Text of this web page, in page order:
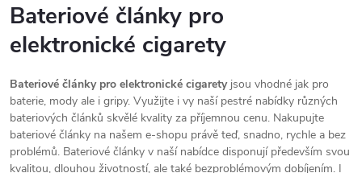
Bateriové články pro
elektronické cigarety
Bateriové články pro elektronické cigaretyjsou vhodné jak pro
baterie, mody ale i gripy. Využijte i vy naší pestré nabídky různých
bateriových článků skvělé kvality za příjemnou cenu. Nakupujte
bateriové články na našem e-shopu právě teď, snadno, rychle a bez
problémů. Bateriové články v naší nabídce disponují především svou
kvalitou, dlouhou životností, ale také bezproblémovým dobíjením. I